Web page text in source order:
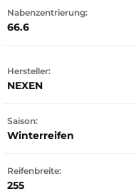
Nabenzentrierung:
66.6
Hersteller:
NEXEN
Saison:
Winterreifen
Reifenbreite:
255